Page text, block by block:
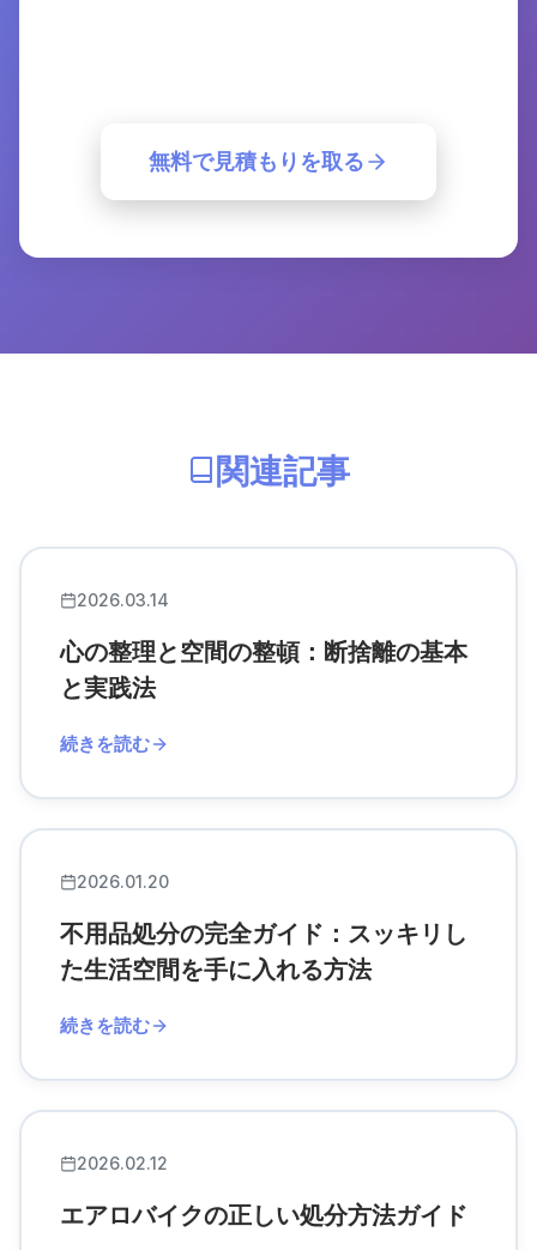
無料で見積もりを取る
関連記事
2026.03.14
心の整理と空間の整頓：断捨離の基本
と実践法
続きを読む
2026.01.20
不用品処分の完全ガイド：スッキリし
た生活空間を手に入れる方法
続きを読む
2026.02.12
エアロバイクの正しい処分方法ガイド